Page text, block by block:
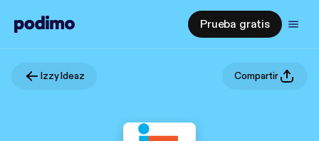
Prueba gratis
Izzy Ideaz Compartir